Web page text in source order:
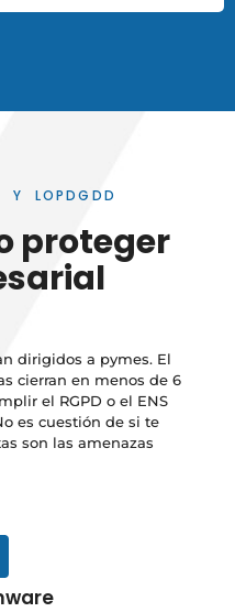
Y LOPDGDD
proteger
dirigidos a pymes. El
cierran en menos de 6
el RGPD o el ENS
es cuestión de si te
son las amenazas